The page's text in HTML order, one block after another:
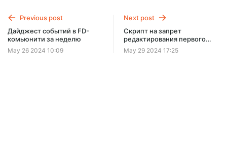
Previous post
Дайджест событий в FD-
комьюнити за неделю
May 26 2024 10:09
Next post
Скрипт на запрет
редактирования первого
поста [ранний доступ]
May 29 2024 17:25